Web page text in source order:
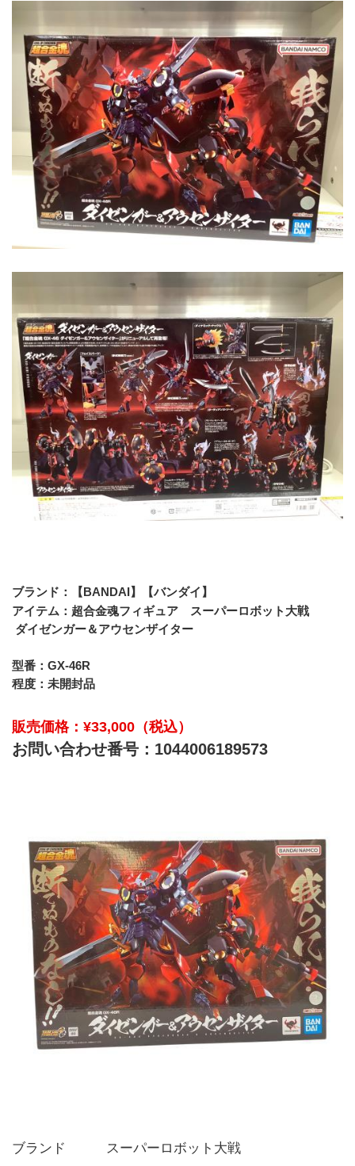
ブランド：【BANDAI】【バンダイ】
アイテム：超合金魂フィギュア　スーパーロボット大戦
ダイゼンガー＆アウセンザイター
型番：GX-46R
程度：未開封品
販売価格：¥33,000（税込）
お問い合わせ番号：1044006189573
ブランド   スーパーロボット大戦